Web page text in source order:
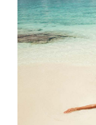
View
Larger
Image